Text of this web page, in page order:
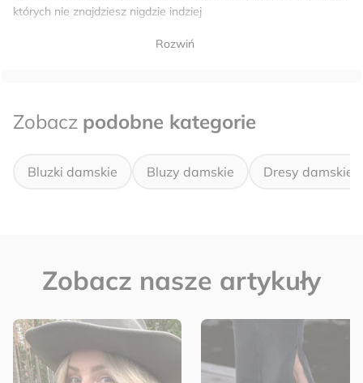
których nie znajdziesz nigdzie indziej
Rozwiń
Zobacz podobne kategorie
Bluzki damskie Bluzy damskie Dresy damskie
Zobacz nasze artykuły